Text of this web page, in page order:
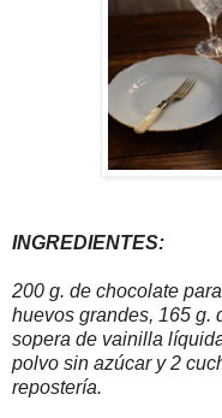
INGREDIENTES:
200 g. de chocolate
huevos grandes, 165 g.
sopera de vainilla
polvo sin azúcar y 2
repostería.